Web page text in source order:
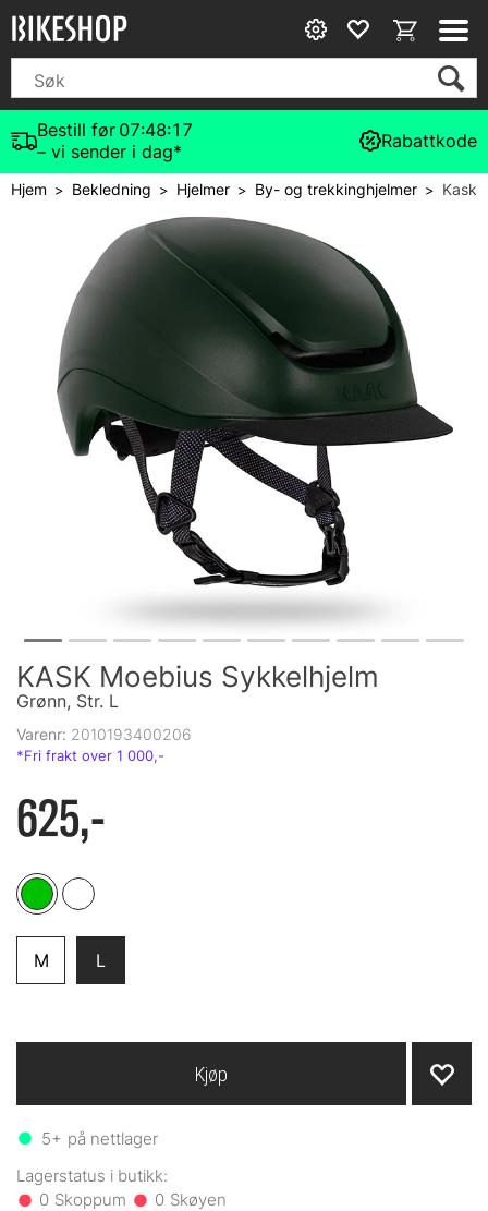
Bestill før 07:48:17
– vi sender i dag*
Rabattkode
Hjem> Bekledning > Hjelmer> By- og trekkinghjelmer> Kask
KASK Moebius Sykkelhjelm
Grønn, Str. L
Varenr: 2010193400206
625,-
M L
5+ på nettlager
0 0
Kjøp